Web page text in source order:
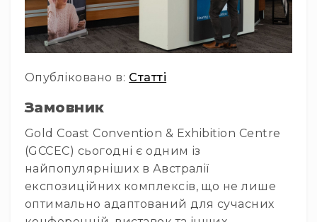
акустика
масиви
Підсилювачі
трансляційні
Портативні
акустичні
системи
Аксесуари
Опубліковано в: Статті
Замовник
Gold Coast Convention & Exhibition Centre
(GCCEC) сьогодні є одним із
найпопулярніших в Австралії
експозиційних комплексів, що не лише
оптимально адаптований для сучасних